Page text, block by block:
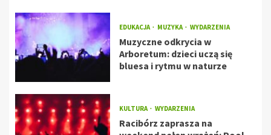
EDUKACJA MUZYKA WYDARZENIA
Muzyczne odkrycia w
Arboretum: dzieci uczą się
bluesa i rytmu w naturze
KULTURA WYDARZENIA
Racibórz zaprasza na